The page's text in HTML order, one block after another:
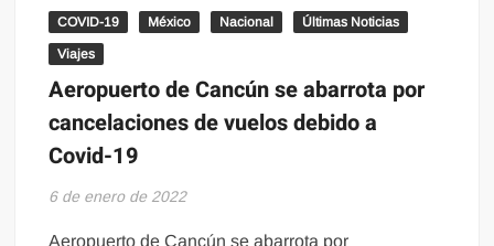
COVID-19 México Nacional Últimas Noticias
Viajes
Aeropuerto de Cancún se abarrota por
cancelaciones de vuelos debido a
Covid-19
6 de enero de 2022
Aeropuerto de Cancún se abarrota por